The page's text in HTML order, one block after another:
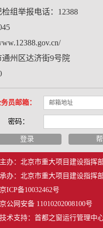
组举报电话：12388
州区达济街9号院
员邮箱：
密码：
登录
主办：北京市重大项目建设指挥
承办：北京市重大项目建设指挥
京ICP备10032462号
京公网安备 11010202008100号
技术支持：首都之窗运行管理中